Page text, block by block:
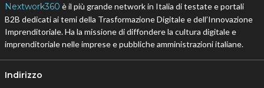
Nextwork360 è il più grande network in Italia di testate e portali
B2B dedicati ai temi della Trasformazione Digitale e dell’Innovazione
Imprenditoriale. Ha la missione di diffondere la cultura digitale e
imprenditoriale nelle imprese e pubbliche amministrazioni italiane.
Indirizzo